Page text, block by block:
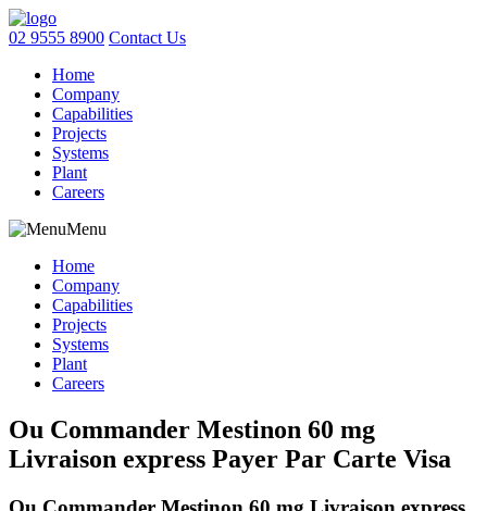
02 9555 8900 Contact Us
Home
Company
Capabilities
Projects
Systems
Plant
Careers
Menu
Home
Company
Capabilities
Projects
Systems
Plant
Careers
Ou Commander Mestinon 60 mg
Livraison express Payer Par Carte Visa